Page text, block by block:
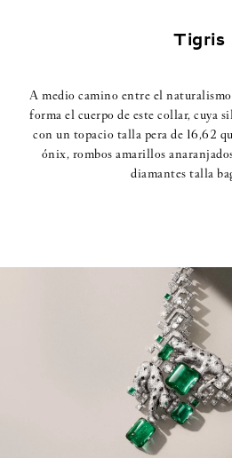
Tigris
A medio camino entre el
forma el cuerpo de este collar, cuya
con un topacio talla pera de 16,62
ónix, rombos amarillos
diamantes talla